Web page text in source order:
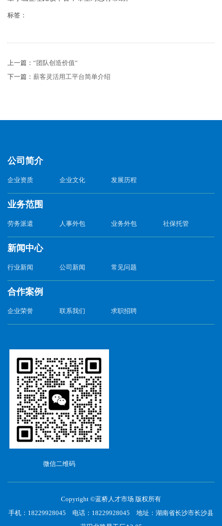
标签：
上一篇： “团队创造价值“
下一篇： 薪客灵活用工平台简单介绍
公司简介
企业资质 企业文化 发展历程
业务范围
劳务派遣 人事外包 业务外包 社保托管
新闻中心
行业新闻 公司新闻 常见问题
合作案例
企业荣誉 联系我们 求职招聘
微信二维码
Copyright ©蓝桥人才市场 版权所有
手机：18229928045 电话：18229928045 地址：湖南省长沙市长沙县